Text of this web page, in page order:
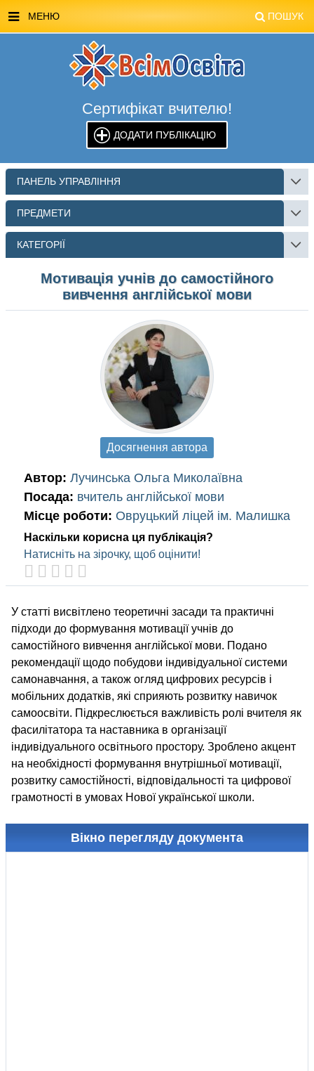
МЕНЮ ПОШУК
МАГАЗИН ВСІМОСВІТА
СТЕНДИ ВСІМОСВІТА
РЕКЛАМА НА САЙТІ
КОНТАКТИ
ПОШУК
Сертифікат вчителю!
ДОДАТИ ПУБЛІКАЦІЮ
ПАНЕЛЬ УПРАВЛІННЯ
ПРЕДМЕТИ
КАТЕГОРІЇ
Мотивація учнів до самостійного
вивчення англійської мови
Автор: Лучинська Ольга Миколаївна
Посада: вчитель англійської мови
Місце роботи: Овруцький ліцей ім. Малишка
Наскільки корисна ця публікація?
Натисніть на зірочку, щоб оцінити!
Досягнення автора
У статті висвітлено теоретичні засади та практичні
підходи до формування мотивації учнів до
самостійного вивчення англійської мови. Подано
рекомендації щодо побудови індивідуальної системи
самонавчання, а також огляд цифрових ресурсів і
мобільних додатків, які сприяють розвитку навичок
самоосвіти. Підкреслюється важливість ролі вчителя як
фасилітатора та наставника в організації
індивідуального освітнього простору. Зроблено акцент
на необхідності формування внутрішньої мотивації,
розвитку самостійності, відповідальності та цифрової
грамотності в умовах Нової української школи.
Вікно перегляду документа